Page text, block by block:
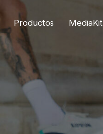
Productos MediaKit